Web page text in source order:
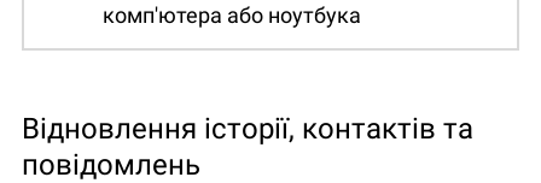
комп'ютера або ноутбука
Відновлення історії, контактів та
повідомлень